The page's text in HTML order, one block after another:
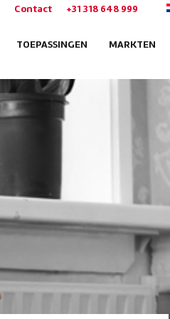
Contact +31 318 648 999
TOEPASSINGEN MARKTEN